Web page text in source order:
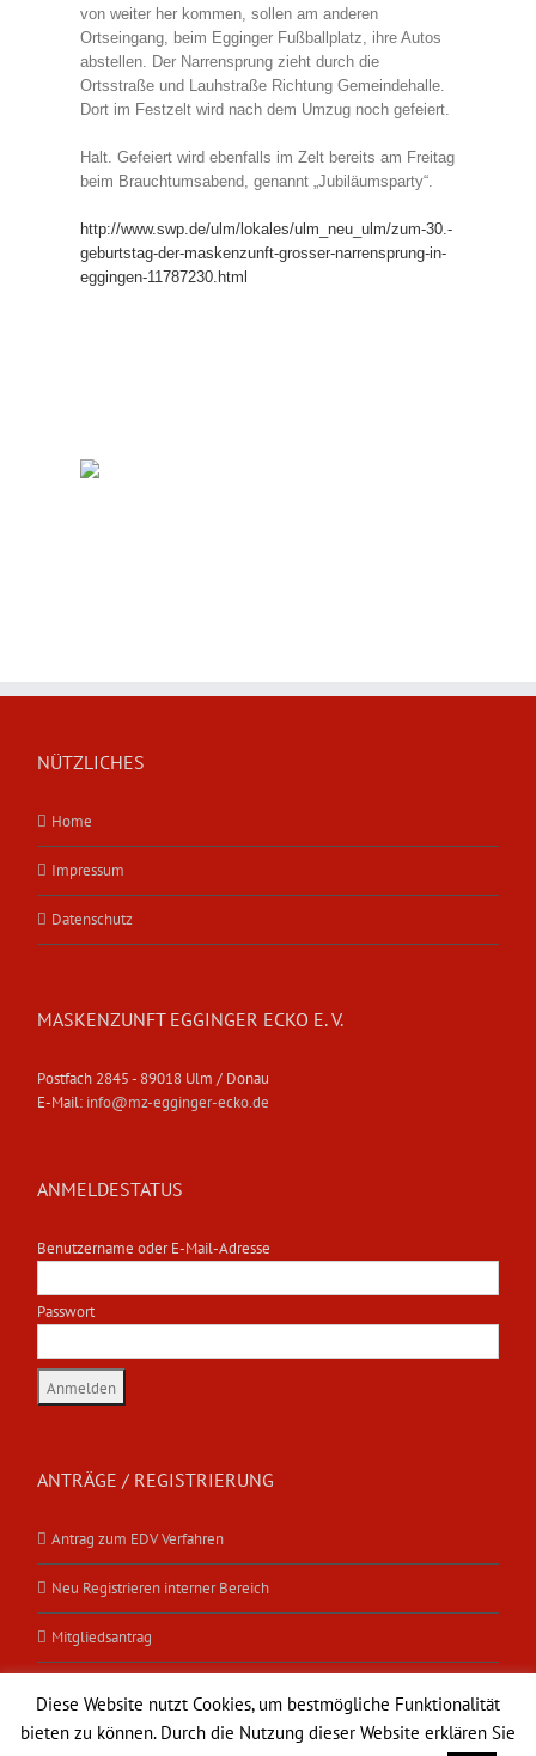
von weiter her kommen, sollen am anderen
Ortseingang, beim Egginger Fußballplatz, ihre Autos
abstellen. Der Narrensprung zieht durch die
Ortsstraße und Lauhstraße Richtung Gemeindehalle.
Dort im Festzelt wird nach dem Umzug noch gefeiert.
Halt. Gefeiert wird ebenfalls im Zelt bereits am Freitag
beim Brauchtumsabend, genannt „Jubiläumsparty“.
http://www.swp.de/ulm/lokales/ulm_neu_ulm/zum-30.-
geburtstag-der-maskenzunft-grosser-narrensprung-in-
eggingen-11787230.html
NÜTZLICHES
Home
Impressum
Datenschutz
MASKENZUNFT EGGINGER ECKO E. V.
Postfach 2845 - 89018 Ulm / Donau
E-Mail: info@mz-egginger-ecko.de
ANMELDESTATUS
Benutzername oder E-Mail-Adresse
Passwort
ANTRÄGE / REGISTRIERUNG
Antrag zum EDV Verfahren
Neu Registrieren interner Bereich
Mitgliedsantrag
Diese Website nutzt Cookies, um bestmögliche Funktionalität
bieten zu können. Durch die Nutzung dieser Website erklären Sie